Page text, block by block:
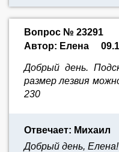
Вопрос № 23291
Автор: Елена
Добрый день.
размер лезвия
230
Отвечает: Михаил
Добрый день, Елена!